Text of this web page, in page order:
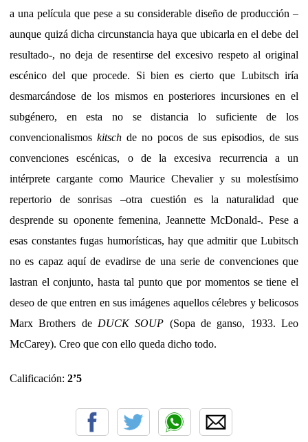
a una película que pese a su considerable diseño de producción –
aunque quizá dicha circunstancia haya que ubicarla en el debe del
resultado-, no deja de resentirse del excesivo respeto al original
escénico del que procede. Si bien es cierto que Lubitsch iría
desmarcándose de los mismos en posteriores incursiones en el
subgénero, en esta no se distancia lo suficiente de los
convencionalismos kitsch de no pocos de sus episodios, de sus
convenciones escénicas, o de la excesiva recurrencia a un
intérprete cargante como Maurice Chevalier y su molestísimo
repertorio de sonrisas –otra cuestión es la naturalidad que
desprende su oponente femenina, Jeannette McDonald-. Pese a
esas constantes fugas humorísticas, hay que admitir que Lubitsch
no es capaz aquí de evadirse de una serie de convenciones que
lastran el conjunto, hasta tal punto que por momentos se tiene el
deseo de que entren en sus imágenes aquellos célebres y belicosos
Marx Brothers de DUCK SOUP (Sopa de ganso, 1933. Leo
McCarey). Creo que con ello queda dicho todo.
Calificación: 2’5